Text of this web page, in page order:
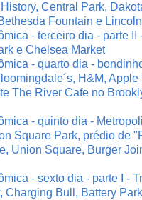
Central Park,
Fountain e
- terceiro dia - parte II
e Chelsea Market
- quarto dia -
H&M, Apple
The River Cafe no
- quinto dia -
Square Park, prédio de
Union Square, Burger
- sexto dia - parte I -
Charging Bull, Battery